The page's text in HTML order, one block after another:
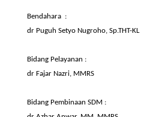
Bendahara :
dr Puguh Setyo Nugroho, Sp.THT-KL
Bidang Pelayanan :
dr Fajar Nazri, MMRS
Bidang Pembinaan SDM :